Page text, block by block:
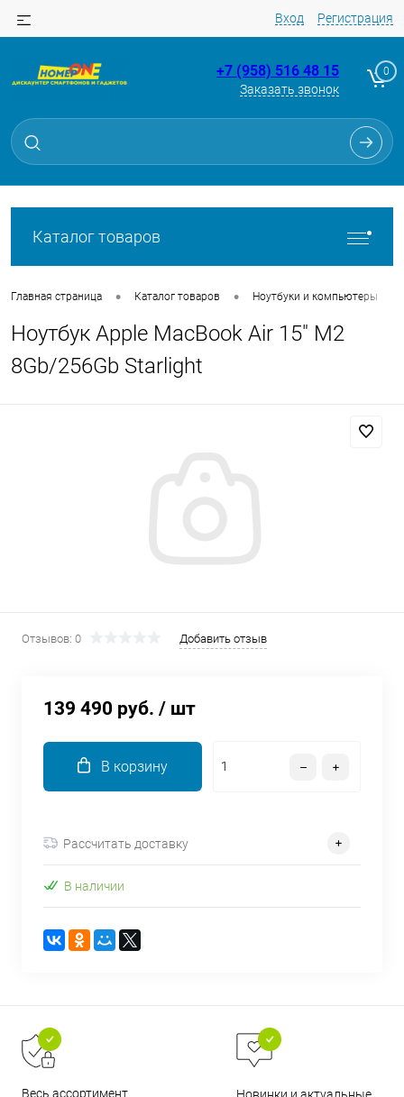
Вход Регистрация
+7 (958) 516 48 15
Заказать звонок
0
Каталог товаров
Главная страница • Каталог товаров • Ноутбуки и компьютеры
Ноутбук Apple MacBook Air 15" M2
8Gb/256Gb Starlight
Отзывов: 0 Добавить отзыв
139 490 руб. / шт
В корзину
Рассчитать доставку
В наличии
Весь ассортимент
Новинки и актуальные
Для клиентов всех банков
Разбейте
без переплат
Сегодня
выбранный способом
списываться
по25% каждые 2 недели
8 800 302-02-51